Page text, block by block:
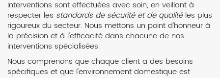
interventions sont effectuées avec soin, en veillant à
respecter les standards de sécurité et de qualitéles plus
rigoureux du secteur. Nous mettons un point d'honneur à
la précision et à l'efficacité dans chacune de nos
interventions spécialisées.
Nous comprenons que chaque client a des besoins
spécifiques et que l'environnement domestique est